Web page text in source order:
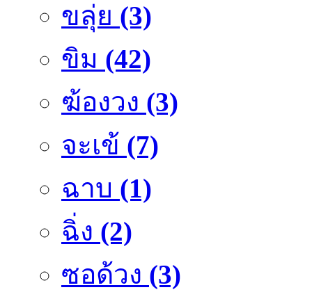
ขลุ่ย (3)
ขิม (42)
ฆ้องวง (3)
จะเข้ (7)
ฉาบ (1)
ฉิ่ง (2)
ซอด้วง (3)